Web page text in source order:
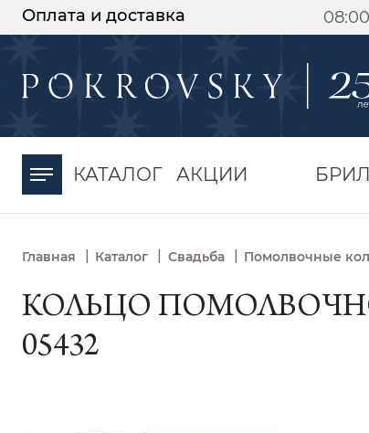
Оплата и доставка
КАТАЛОГ АКЦИИ
Главная | Каталог | Свадьба | Помолвочные
КОЛЬЦО
05432
-30%
момента оплаты